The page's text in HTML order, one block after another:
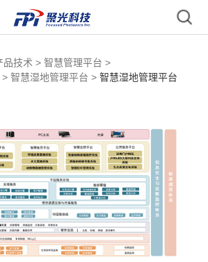
品技术 > 智慧管理平台 >
> 智慧湿地管理平台 > 智慧湿地管理平台